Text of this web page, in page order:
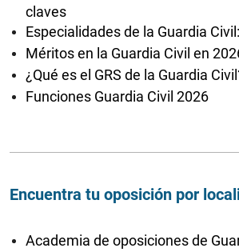
claves
Especialidades de la Guardia
Méritos en la Guardia Civil en
¿Qué es el GRS de la Guardia
Funciones Guardia Civil 2026
Encuentra tu oposición por
Academia de oposiciones de